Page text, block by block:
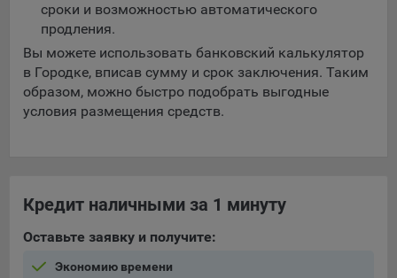
Технические настройки хранят технические данные вашего
выбора (например, языкового). Техническая аналитика
используется для обеспечения корректной работы сайта.
Компании, которой мы поручаем обработку данных для
данной цели:
Отключение рекламных cookie-файлы не позволит
сроки и возможностью автоматического
продления.
Вы можете использовать банковский калькулятор
в Городке, вписав сумму и срок заключения. Таким
образом, можно быстро подобрать выгодные
условия размещения средств.
Кредит наличными за 1 минуту
Оставьте заявку и получите:
Экономию времени